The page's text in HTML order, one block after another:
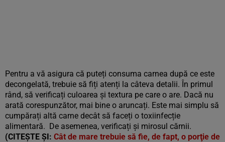
Pentru a vă asigura că puteți consuma carnea după ce este
decongelată, trebuie să fiți atenți la câteva detalii. În primul
rând, să verificați culoarea și textura pe care o are. Dacă nu
arată corespunzător, mai bine o aruncați. Este mai simplu să
cumpărați altă carne decât să faceți o toxiinfecție
alimentară. De asemenea, verificați și mirosul cărnii.
(CITEȘTE ȘI: Cât de mare trebuie să fie, de fapt, o porţie de